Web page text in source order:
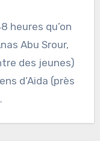
heures qu’on
Abu Srour,
des jeunes)
d’Aida (près